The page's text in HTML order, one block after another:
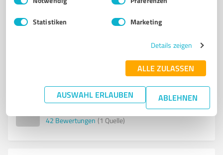
Statistiken Marketing
Details zeigen
ALLE ZULASSEN
AUSWAHL ERLAUBEN ABLEHNEN
DIGITALE KOMPETENZEN
info@st-augustinus-memory-zentrum.de
42 Bewertungen (1 Quelle)